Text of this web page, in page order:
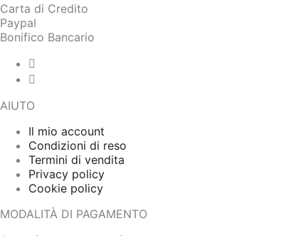
Carta di Credito
Paypal
Bonifico Bancario
AIUTO
Il mio account
Condizioni di reso
Termini di vendita
Privacy policy
Cookie policy
MODALITÀ DI PAGAMENTO